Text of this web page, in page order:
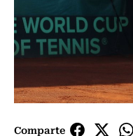
Comparte